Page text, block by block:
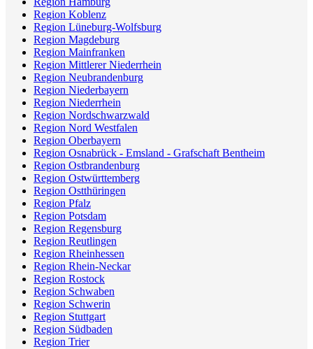
Region Koblenz
Region Lüneburg-Wolfsburg
Region Magdeburg
Region Mainfranken
Region Mittlerer Niederrhein
Region Neubrandenburg
Region Niederbayern
Region Niederrhein
Region Nordschwarzwald
Region Nord Westfalen
Region Oberbayern
Region Osnabrück - Emsland - Grafschaft Bentheim
Region Ostbrandenburg
Region Ostwürttemberg
Region Ostthüringen
Region Pfalz
Region Potsdam
Region Regensburg
Region Reutlingen
Region Rheinhessen
Region Rhein-Neckar
Region Rostock
Region Schwaben
Region Schwerin
Region Stuttgart
Region Südbaden
Region Trier